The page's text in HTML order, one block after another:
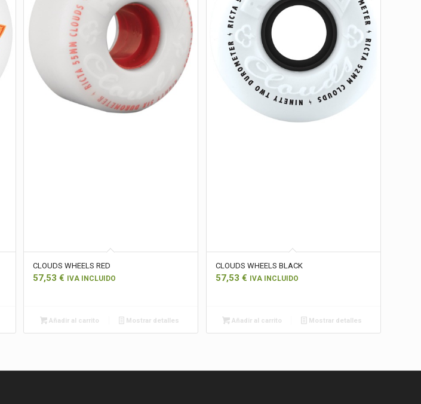
CLOUDS WHEELS RED
57,53€ IVA INCLUIDO
Añadir al carrito Mostrar detalles
CLOUDS WHEELS BLACK
57,53 € IVA INCLUIDO
Añadir al carrito Mostrar detalles